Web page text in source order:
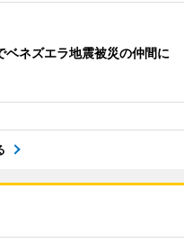
ベネズエラ地震被災の仲間に